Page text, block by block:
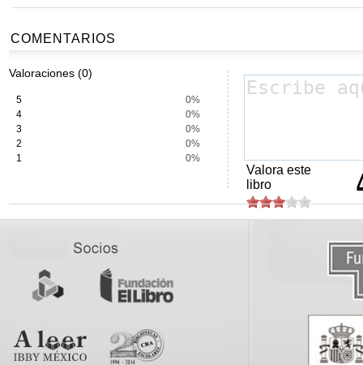
COMENTARIOS
Valoraciones (0)
5
0%
4
0%
3
0%
2
0%
1
0%
Valora este
libro